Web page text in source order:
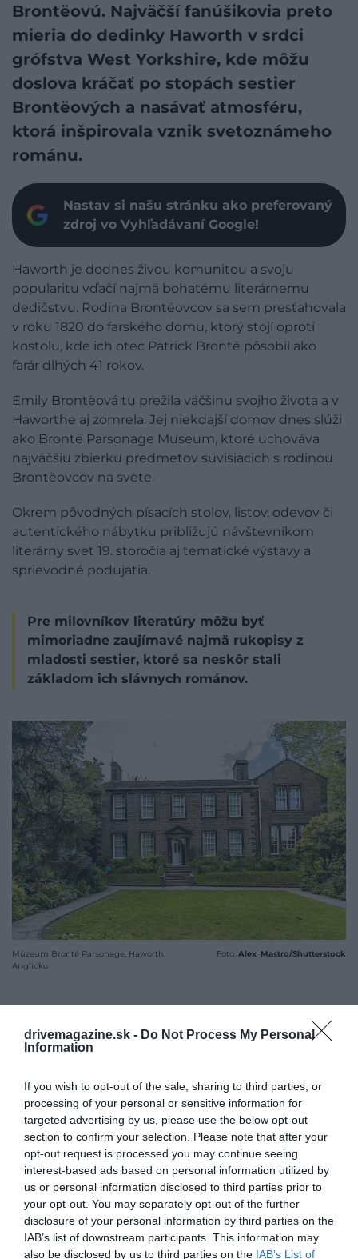
drivemagazine.sk - Do Not Process My Personal
Information
If you wish to opt-out of the sale, sharing to third parties, or
processing of your personal or sensitive information for
targeted advertising by us, please use the below opt-out
section to confirm your selection. Please note that after your
opt-out request is processed you may continue seeing
interest-based ads based on personal information utilized by
us or personal information disclosed to third parties prior to
your opt-out. You may separately opt-out of the further
disclosure of your personal information by third parties on the
IAB’s list of downstream participants. This information may
also be disclosed by us to third parties on the IAB’s List of
Brontëovú. Najväčší fanúšikovia preto
mieria do dedinky Haworth v srdci
grófstva West Yorkshire, kde môžu
doslova kráčať po stopách sestier
Brontëových a nasávať atmosféru,
ktorá inšpirovala vznik svetoznámeho
románu.
Nastav si našu stránku ako preferovaný
zdroj vo Vyhľadávaní Google!
Haworth je dodnes živou komunitou a svoju
popularitu vďačí najmä bohatému literárnemu
dedičstvu. Rodina Brontëovcov sa sem presťahovala
v roku 1820 do farského domu, ktorý stojí oproti
kostolu, kde ich otec Patrick Brontë pôsobil ako
farár dlhých 41 rokov.
Emily Brontëová tu prežila väčšinu svojho života a v
Haworthe aj zomrela. Jej niekdajší domov dnes slúži
ako Brontë Parsonage Museum, ktoré uchováva
najväčšiu zbierku predmetov súvisiacich s rodinou
Brontëovcov na svete.
Okrem pôvodných písacích stolov, listov, odevov či
autentického nábytku približujú návštevníkom
literárny svet 19. storočia aj tematické výstavy a
sprievodné podujatia.
Pre milovníkov literatúry môžu byť
mimoriadne zaujímavé najmä rukopisy z
mladosti sestier, ktoré sa neskôr stali
základom ich slávnych románov.
Múzeum Brontë Parsonage, Haworth,
Anglicko
Foto: Alex_Mastro/Shutterstock